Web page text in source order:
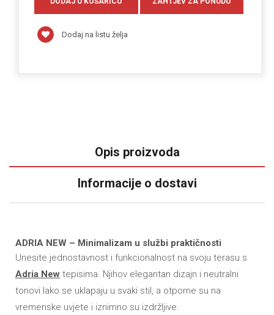
Dodaj na listu želja
Opis proizvoda
Informacije o dostavi
ADRIA NEW – Minimalizam u službi praktičnosti
Unesite jednostavnost i funkcionalnost na svoju terasu s
Adria New tepisima. Njihov elegantan dizajn i neutralni
tonovi lako se uklapaju u svaki stil, a otporne su na
vremenske uvjete i iznimno su izdržljive.